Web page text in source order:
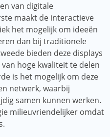
van digitale
maakt de interactieve
het mogelijk om ideeën
dan bij traditionele
bieden deze displays
hoge kwaliteit te delen
is het mogelijk om deze
netwerk, waarbij
samen kunnen werken.
milieuvriendelijker omdat